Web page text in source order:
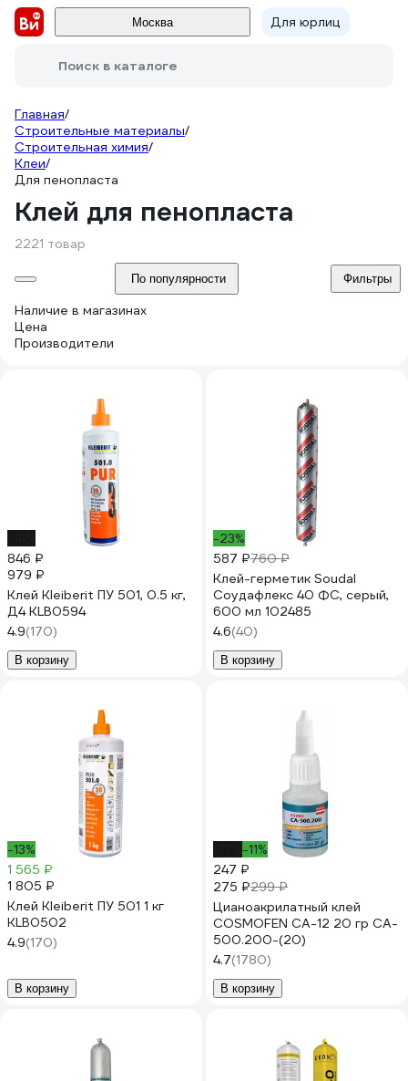
Москва Для юрлиц
Поиск в каталоге
Главная/
Строительные материалы/
Строительная химия/
Клеи/
Для пенопласта
Клей для пенопласта
2221 товар
По популярности Фильтры
Наличие в магазинах
Цена
Производители
846 ₽
979 ₽
Клей Kleiberit ПУ 501, 0.5 кг,
Д4 KLB0594
4.9(170)
В корзину
-23%
587 ₽760 ₽
Клей-герметик Soudal
Соудафлекс 40 ФС, серый,
600 мл 102485
4.6(40)
В корзину
-13%
1 565 ₽
1 805 ₽
Клей Kleiberit ПУ 501 1 кг
KLB0502
4.9(170)
В корзину
-11%
247 ₽
275 ₽299 ₽
Цианоакрилатный клей
COSMOFEN CA-12 20 гр CA-
500.200-(20)
4.7(1780)
В корзину